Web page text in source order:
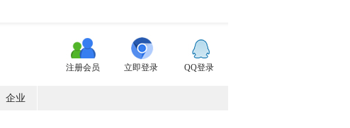
注册会员 立即登录 QQ登录
企业